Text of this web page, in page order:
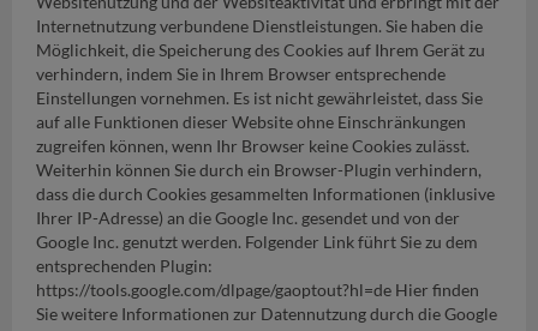
Internetnutzung verbundene Dienstleistungen. Sie haben die
Möglichkeit, die Speicherung des Cookies auf Ihrem Gerät zu
verhindern, indem Sie in Ihrem Browser entsprechende
Einstellungen vornehmen. Es ist nicht gewährleistet, dass Sie
auf alle Funktionen dieser Website ohne Einschränkungen
zugreifen können, wenn Ihr Browser keine Cookies zulässt.
Weiterhin können Sie durch ein Browser-Plugin verhindern,
dass die durch Cookies gesammelten Informationen (inklusive
Ihrer IP-Adresse) an die Google Inc. gesendet und von der
Google Inc. genutzt werden. Folgender Link führt Sie zu dem
entsprechenden Plugin:
https://tools.google.com/dlpage/gaoptout?hl=de Hier finden
Sie weitere Informationen zur Datennutzung durch die Google